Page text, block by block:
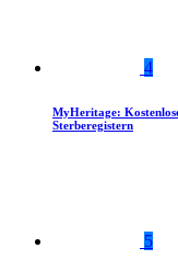
4
MyHeritage:
Sterberegistern
5